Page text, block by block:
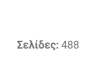
Σελίδες: 488